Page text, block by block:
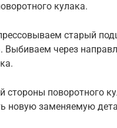
кулака.
старый
Выбиваем через
стороны поворотного
новую заменяемую